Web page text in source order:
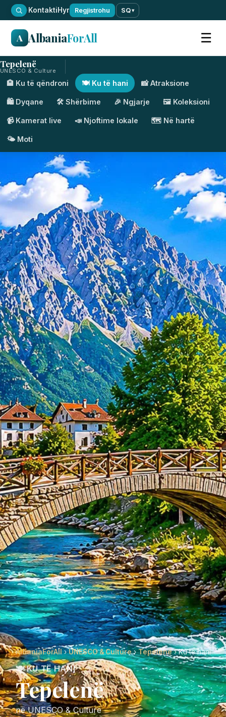
·KontaktiHyr Regjistrohu SQ▾
A AlbaniaForAll ☰
Tepelenë
UNESCO & Culture
🏨 Ku të qëndroni 🍽️ Ku të hani 📸 Atraksione
🛍️ Dyqane 🛠️ Shërbime 🎉 Ngjarje 🖼️ Koleksioni
📹 Kamerat live 📣 Njoftime lokale 🗺️ Në hartë
🌤️ Moti
AlbaniaForAll›UNESCO & Culture›Tepelenë› Ku të hani
🍽️ KU TË HANI
Tepelenë
në UNESCO & Culture